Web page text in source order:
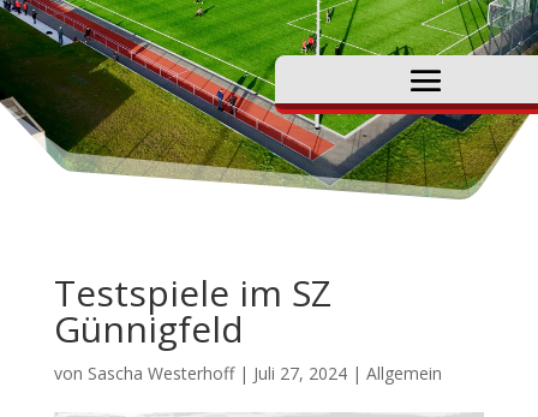
Testspiele im SZ
Günnigfeld
von Sascha Westerhoff| Juli 27, 2024| Allgemein